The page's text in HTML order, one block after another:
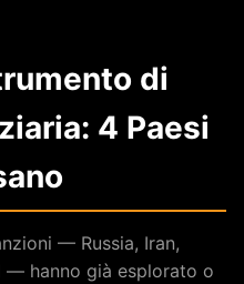
di
4 Paesi
— Russia, Iran,
— hanno già esplorato o